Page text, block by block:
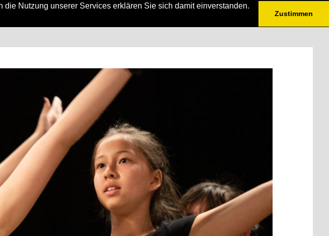
Nutzung unserer Services erklären Sie sich damit einverstanden.
Zustimmen